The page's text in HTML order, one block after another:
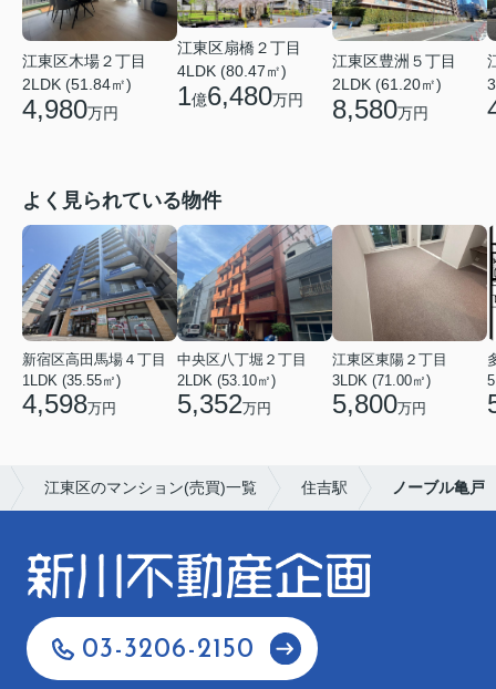
江東区木場２丁目
2LDK (51.84㎡)
4,980万円
江東区扇橋２丁目
4LDK (80.47㎡)
1億6,480万円
江東区豊洲５丁目
2LDK (61.20㎡)
8,580万円
よく見られている物件
新宿区高田馬場４丁目
1LDK (35.55㎡)
4,598万円
中央区八丁堀２丁目
2LDK (53.10㎡)
5,352万円
江東区東陽２丁目
3LDK (71.00㎡)
5,800万円
江東区のマンション(売買)一覧 住吉駅 ノーブル亀戸
03-3206-2150